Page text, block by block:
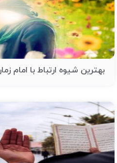
بهترین شیوه ارتباط با امام زمان